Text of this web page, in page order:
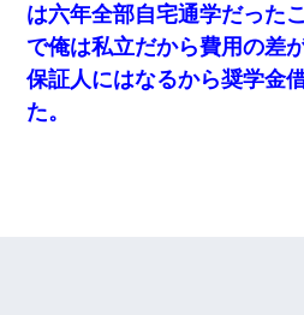
は六年全部自宅通学だった
で俺は私立だから費用の差
保証人にはなるから奨学金
た。